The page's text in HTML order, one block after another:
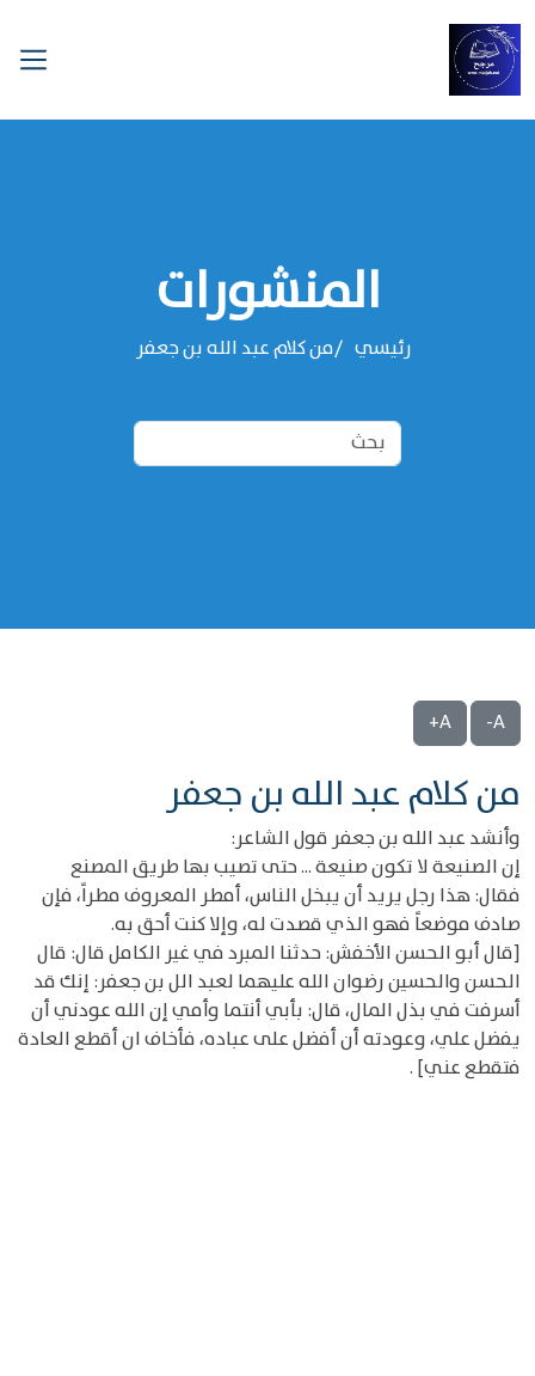
المنشورات
رئيسي من كلام عبد الله بن جعفر
A-
A+
من كلام عبد الله بن جعفر
وأنشد عبد الله بن جعفر قول الشاعر:
إن الصنيعة لا تكون صنيعة ... حتى تصيب بها طريق المصنع
فقال: هذا رجل يريد أن يبخل الناس، أمطر المعروف مطراً، فإن
صادف موضعاً فهو الذي قصدت له، وإلا كنت أحق به.
[قال أبو الحسن الأخفش: حدثنا المبرد في غير الكامل قال: قال
الحسن والحسين رضوان الله عليهما لعبد الل بن جعفر: إنك قد
أسرفت في بذل المال، قال: بأبي أنتما وأمي إن الله عودني أن
يفضل علي، وعودته أن أفضل على عباده، فأخاف ان أقطع العادة
فتقطع عني] .